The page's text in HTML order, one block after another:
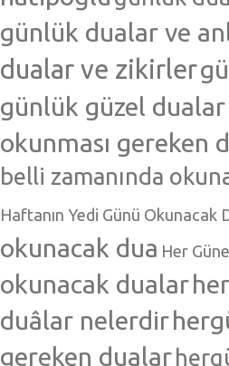
günlük dualar ve
dualar ve zikirler
günlük güzel dualar
okunması gereken
belli zamanında
Haftanın Yedi Günü Okunacak
okunacak dua Her
okunacak dualar
duâlar nelerdir
gereken dualar